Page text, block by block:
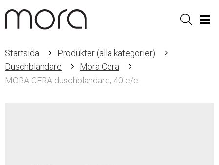
Sök
Startsida
Produkter (alla kategorier)
Duschblandare
Mora Cera
MORA CERA duschblandare, 40 c/c